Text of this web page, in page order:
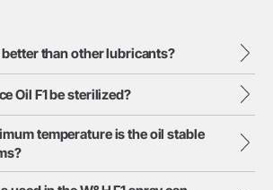
than other lubricants?
Oil F1 be sterilized?
temperature is the oil stable